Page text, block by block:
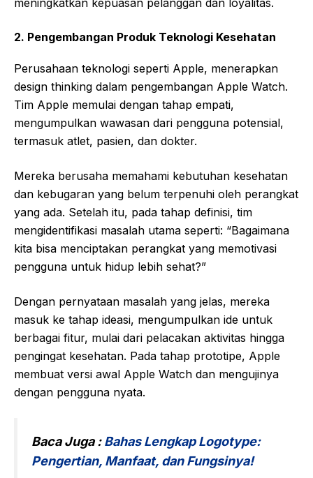
2. Pengembangan Produk Teknologi Kesehatan
Perusahaan teknologi seperti Apple, menerapkan
design thinking dalam pengembangan Apple Watch.
Tim Apple memulai dengan tahap empati,
mengumpulkan wawasan dari pengguna potensial,
termasuk atlet, pasien, dan dokter.
Mereka berusaha memahami kebutuhan kesehatan
dan kebugaran yang belum terpenuhi oleh perangkat
yang ada. Setelah itu, pada tahap definisi, tim
mengidentifikasi masalah utama seperti: “Bagaimana
kita bisa menciptakan perangkat yang memotivasi
pengguna untuk hidup lebih sehat?”
Dengan pernyataan masalah yang jelas, mereka
masuk ke tahap ideasi, mengumpulkan ide untuk
berbagai fitur, mulai dari pelacakan aktivitas hingga
pengingat kesehatan. Pada tahap prototipe, Apple
membuat versi awal Apple Watch dan mengujinya
dengan pengguna nyata.
Baca Juga :Bahas Lengkap Logotype:
Pengertian, Manfaat, dan Fungsinya!